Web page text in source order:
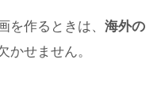
作るときは、 海外の
かせません。